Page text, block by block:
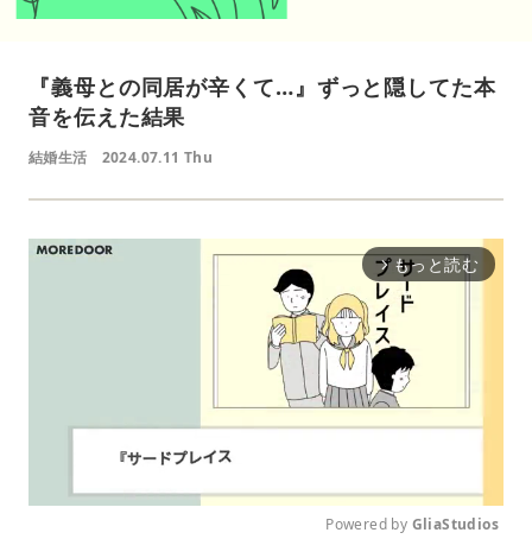
『義母との同居が辛くて…』ずっと隠してた本
音を伝えた結果
結婚生活 2024.07.11 Thu
arrow_forward_ios もっと読む
Powered by GliaStudios